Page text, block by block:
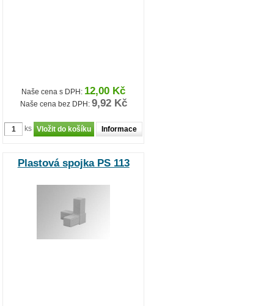
Naše cena s DPH: 12,00 Kč
Naše cena bez DPH: 9,92 Kč
ks Informace
Plastová spojka PS 113